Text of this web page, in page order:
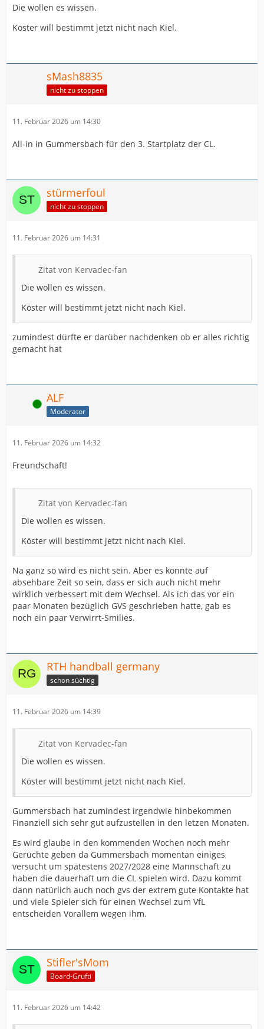
Die wollen es wissen.
Köster will bestimmt jetzt nicht nach Kiel.
sMash8835
nicht zu stoppen
11. Februar 2026 um 14:30
All-in in Gummersbach für den 3. Startplatz der CL.
stürmerfoul
nicht zu stoppen
11. Februar 2026 um 14:31
Zitat von Kervadec-fan
Die wollen es wissen.
Köster will bestimmt jetzt nicht nach Kiel.
zumindest dürfte er darüber nachdenken ob er alles richtig
gemacht hat
Online ALF
Moderator
11. Februar 2026 um 14:32
Freundschaft!
Zitat von Kervadec-fan
Die wollen es wissen.
Köster will bestimmt jetzt nicht nach Kiel.
Na ganz so wird es nicht sein. Aber es könnte auf
absehbare Zeit so sein, dass er sich auch nicht mehr
wirklich verbessert mit dem Wechsel. Als ich das vor ein
paar Monaten bezüglich GVS geschrieben hatte, gab es
noch ein paar Verwirrt-Smilies.
RTH handball germany
schon süchtig
11. Februar 2026 um 14:39
Zitat von Kervadec-fan
Die wollen es wissen.
Köster will bestimmt jetzt nicht nach Kiel.
Gummersbach hat zumindest irgendwie hinbekommen
Finanziell sich sehr gut aufzustellen in den letzen Monaten.
Es wird glaube in den kommenden Wochen noch mehr
Gerüchte geben da Gummersbach momentan einiges
versucht um spätestens 2027/2028 eine Mannschaft zu
haben die dauerhaft um die CL spielen wird. Dazu kommt
dann natürlich auch noch gvs der extrem gute Kontakte hat
und viele Spieler sich für einen Wechsel zum VfL
entscheiden Vorallem wegen ihm.
Stifler'sMom
Board-Grufti
11. Februar 2026 um 14:42